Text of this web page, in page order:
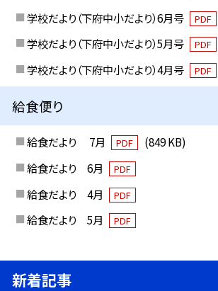
学校だより（下府中小だより）6月号
PDF
学校だより（下府中小だより）5月号
PDF
学校だより（下府中小だより）4月号 PDF
給食便り
給食だより 7月 PDF
(849 KB)
給食だより 6月
PDF
給食だより 4月 PDF
給食だより 5月 PDF
新着記事